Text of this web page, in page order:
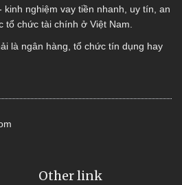
nghiệm vay tiền nhanh, uy tín, an
tổ chức tài chính ở Việt Nam.
là ngân hàng, tổ chức tín dụng hay
Other link